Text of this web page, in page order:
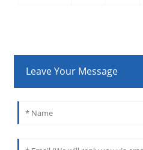
Leave Your Message